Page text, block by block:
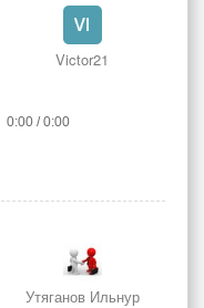
Victor21
0:00 / 0:00
Утяганов Ильнур